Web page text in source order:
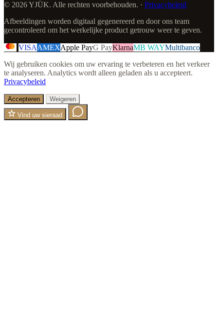
© 2026 YJÜK. Alle rechten voorbehouden. · Privacybeleid
Afbeeldingen worden digitaal gegenereerd en door ons team
gecontroleerd om het werkelijke product getrouw weer te geven.
VISAAMEXApple PayG PayKlarnaMB WAYMultibanco
Wij gebruiken cookies om uw ervaring te verbeteren en het verkeer
te analyseren. Analytics wordt alleen geladen als u accepteert.
Privacybeleid
Accepteren Weigeren
Vind uw sieraad